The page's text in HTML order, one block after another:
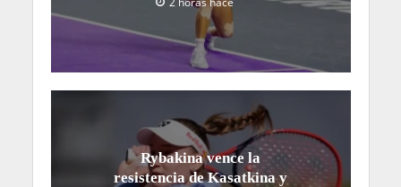
Rybakina vence la
resistencia de Kasatkina y